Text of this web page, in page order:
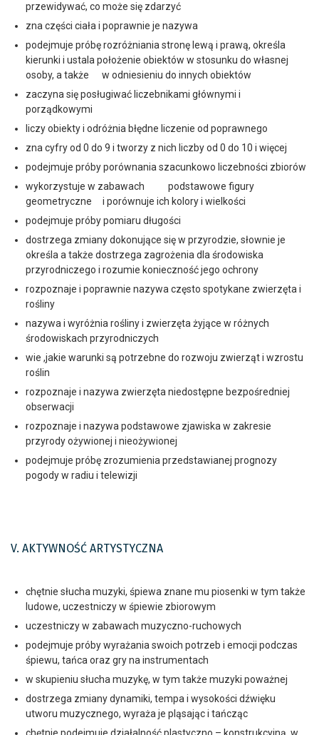
przewidywać, co może się zdarzyć
zna części ciała i poprawnie je nazywa
podejmuje próbę rozróżniania stronę lewą i prawą, określa
kierunki i ustala położenie obiektów w stosunku do własnej
osoby, a także w odniesieniu do innych obiektów
zaczyna się posługiwać liczebnikami głównymi i
porządkowymi
liczy obiekty i odróżnia błędne liczenie od poprawnego
zna cyfry od 0 do 9 i tworzy z nich liczby od 0 do 10 i więcej
podejmuje próby porównania szacunkowo liczebności zbiorów
wykorzystuje w zabawach podstawowe figury
geometryczne i porównuje ich kolory i wielkości
podejmuje próby pomiaru długości
dostrzega zmiany dokonujące się w przyrodzie, słownie je
określa a także dostrzega zagrożenia dla środowiska
przyrodniczego i rozumie konieczność jego ochrony
rozpoznaje i poprawnie nazywa często spotykane zwierzęta i
rośliny
nazywa i wyróżnia rośliny i zwierzęta żyjące w różnych
środowiskach przyrodniczych
wie ,jakie warunki są potrzebne do rozwoju zwierząt i wzrostu
roślin
rozpoznaje i nazywa zwierzęta niedostępne bezpośredniej
obserwacji
rozpoznaje i nazywa podstawowe zjawiska w zakresie
przyrody ożywionej i nieożywionej
podejmuje próbę zrozumienia przedstawianej prognozy
pogody w radiu i telewizji
V. AKTYWNOŚĆ ARTYSTYCZNA
chętnie słucha muzyki, śpiewa znane mu piosenki w tym także
ludowe, uczestniczy w śpiewie zbiorowym
uczestniczy w zabawach muzyczno-ruchowych
podejmuje próby wyrażania swoich potrzeb i emocji podczas
śpiewu, tańca oraz gry na instrumentach
w skupieniu słucha muzykę, w tym także muzyki poważnej
dostrzega zmiany dynamiki, tempa i wysokości dźwięku
utworu muzycznego, wyraża je pląsając i tańcząc